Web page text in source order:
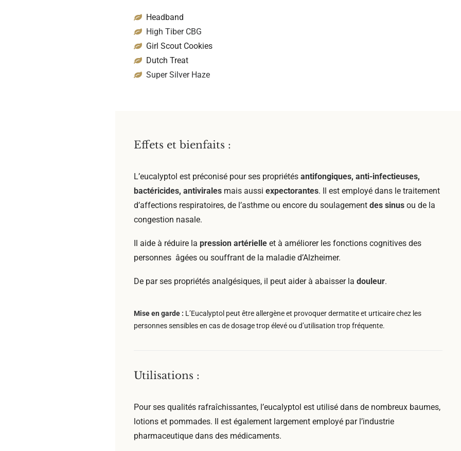
Headband
High Tiber CBG
Girl Scout Cookies
Dutch Treat
Super Silver Haze
Effets et bienfaits :
L’eucalyptol est préconisé pour ses propriétés antifongiques, anti-infectieuses,
bactéricides, antivirales mais aussi expectorantes. Il est employé dans le traitement
d’affections respiratoires, de l’asthme ou encore du soulagement des sinus ou de la
congestion nasale.
Il aide à réduire la pression artérielle et à améliorer les fonctions cognitives des
personnes âgées ou souffrant de la maladie d’Alzheimer.
De par ses propriétés analgésiques, il peut aider à abaisser la douleur.
Mise en garde : L’Eucalyptol peut être allergène et provoquer dermatite et urticaire chez les
personnes sensibles en cas de dosage trop élevé ou d’utilisation trop fréquente.
Utilisations :
Pour ses qualités rafraîchissantes, l’eucalyptol est utilisé dans de nombreux baumes,
lotions et pommades. Il est également largement employé par l’industrie
pharmaceutique dans des médicaments.